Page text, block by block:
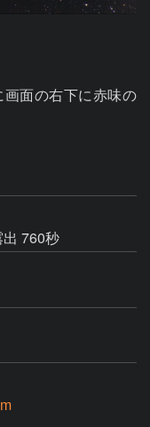
面の右下に赤味の
出 760秒